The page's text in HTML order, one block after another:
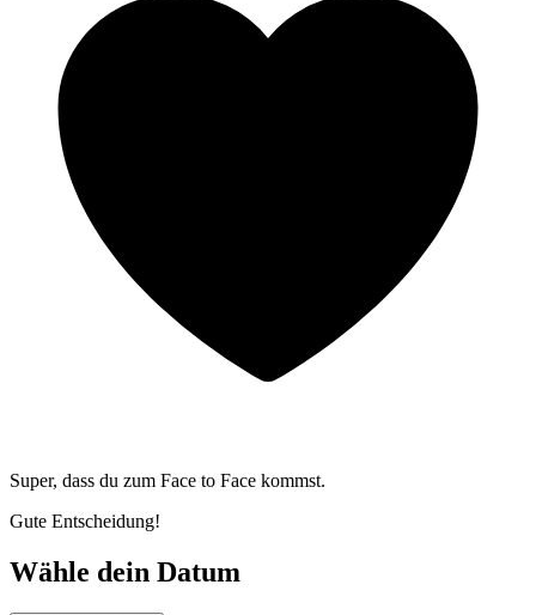
Super, dass du zum Face to Face kommst.
Gute Entscheidung!
Wähle dein Datum